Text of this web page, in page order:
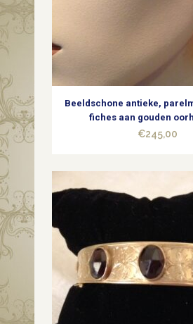
Beeldschone antieke,
fiches aan gouden
€245,00